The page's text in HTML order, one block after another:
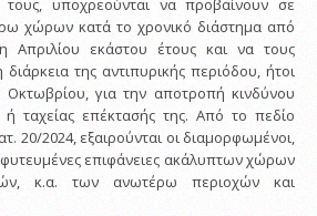
υποχρεούνται να προβαίνουν σε
χώρων κατά το χρονικό διάστημα από
Απριλίου εκάστου έτους και να τους
της αντιπυρικής περιόδου, ήτοι
για την αποτροπή κινδύνου
ταχείας επέκτασής της. Από το πεδίο
20/2024, εξαιρούνται οι διαμορφωμένοι,
επιφάνειες ακάλυπτων χώρων
κ.α. των ανωτέρω περιοχών και